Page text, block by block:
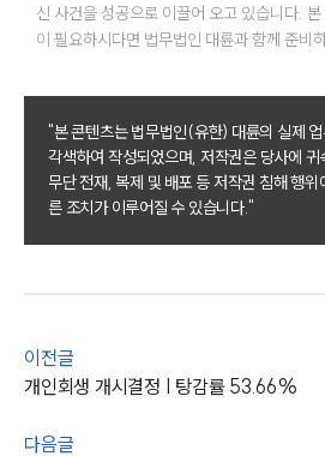
그룹소개
그룹소개
신 사건을 성공으로 이끌어 오고 있습니다.
이 필요하시다면 법무법인 대륜과 함께 준비
"본 콘텐츠는 법무법인(유한) 대륜의 실제
각색하여 작성되었으며, 저작권은 당사에 귀
무단 전재, 복제 및 배포 등 저작권 침해 행
른 조치가 이루어질 수 있습니다."
이전글
개인회생 개시결정 | 탕감률 53.66%
다음글